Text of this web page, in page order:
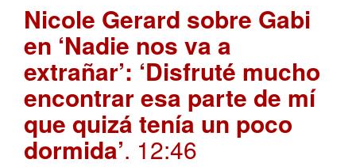
Nicole Gerard sobre Gabi
en ‘Nadie nos va a
extrañar’: ‘Disfruté mucho
encontrar esa parte de mí
que quizá tenía un poco
dormida’. 12:46